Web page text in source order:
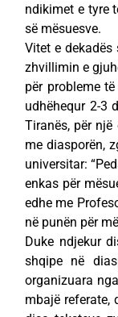
ndikimet e tyre
së mësuesve.
Vitet e
zhvillimin e
për probleme
udhëhequr 2-3
Tiranës, për
me diasporën,
universitar:
enkas për
edhe me
në punën për
Duke ndjekur
shqipe në
organizuara
mbajë referate,